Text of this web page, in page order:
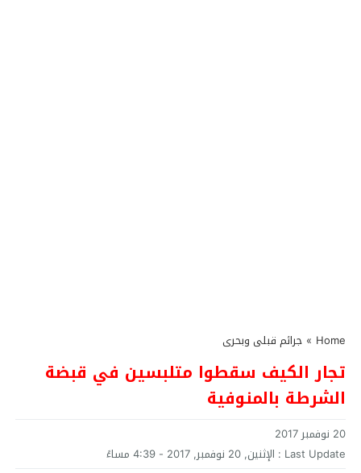
Home
» جرائم قبلى وبحرى
تجار الكيف سقطوا متلبسين في قبضة
الشرطة بالمنوفية
20 نوفمبر 2017
Last Update : الإثنين, 20 نوفمبر, 2017 - 4:39 مساءً